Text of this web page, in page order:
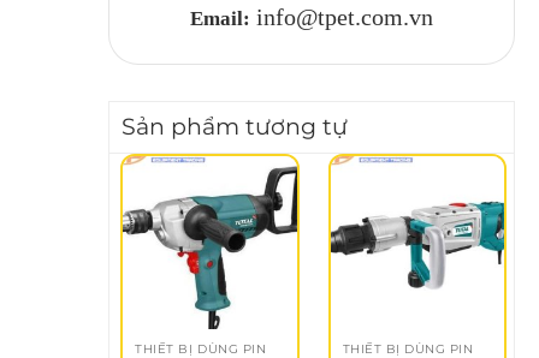
Email: info@tpet.com.vn
Sản phẩm tương tự
THIẾT BỊ DÙNG PIN THIẾT BỊ DÙNG PIN